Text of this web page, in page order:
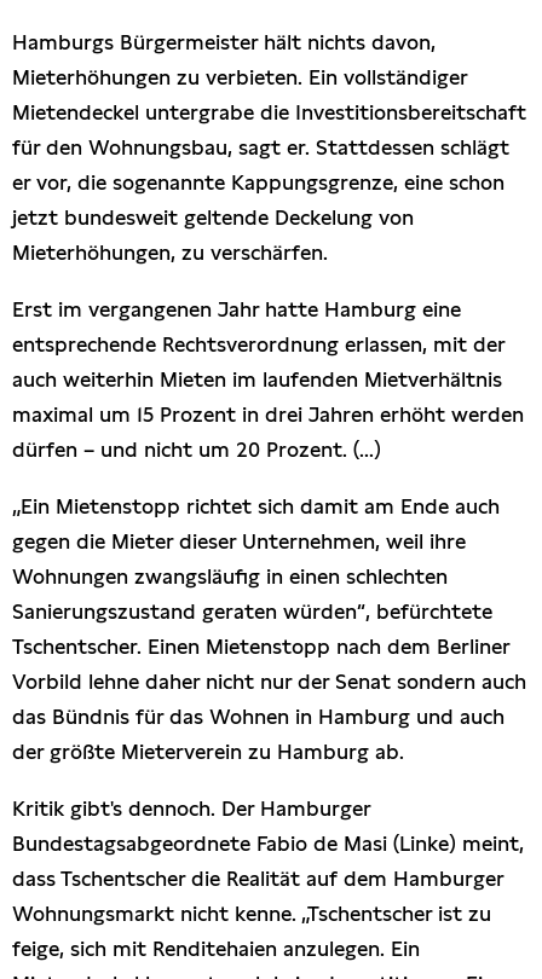
Hamburgs Bürgermeister hält nichts davon,
Mieterhöhungen zu verbieten. Ein vollständiger
Mietendeckel untergrabe die Investitionsbereitschaft
für den Wohnungsbau, sagt er. Stattdessen schlägt
er vor, die sogenannte Kappungsgrenze, eine schon
jetzt bundesweit geltende Deckelung von
Mieterhöhungen, zu verschärfen.
Erst im vergangenen Jahr hatte Hamburg eine
entsprechende Rechtsverordnung erlassen, mit der
auch weiterhin Mieten im laufenden Mietverhältnis
maximal um 15 Prozent in drei Jahren erhöht werden
dürfen – und nicht um 20 Prozent. (...)
„Ein Mietenstopp richtet sich damit am Ende auch
gegen die Mieter dieser Unternehmen, weil ihre
Wohnungen zwangsläufig in einen schlechten
Sanierungszustand geraten würden“, befürchtete
Tschentscher. Einen Mietenstopp nach dem Berliner
Vorbild lehne daher nicht nur der Senat sondern auch
das Bündnis für das Wohnen in Hamburg und auch
der größte Mieterverein zu Hamburg ab.
Kritik gibt's dennoch. Der Hamburger
Bundestagsabgeordnete Fabio de Masi (Linke) meint,
dass Tschentscher die Realität auf dem Hamburger
Wohnungsmarkt nicht kenne. „Tschentscher ist zu
feige, sich mit Renditehaien anzulegen. Ein